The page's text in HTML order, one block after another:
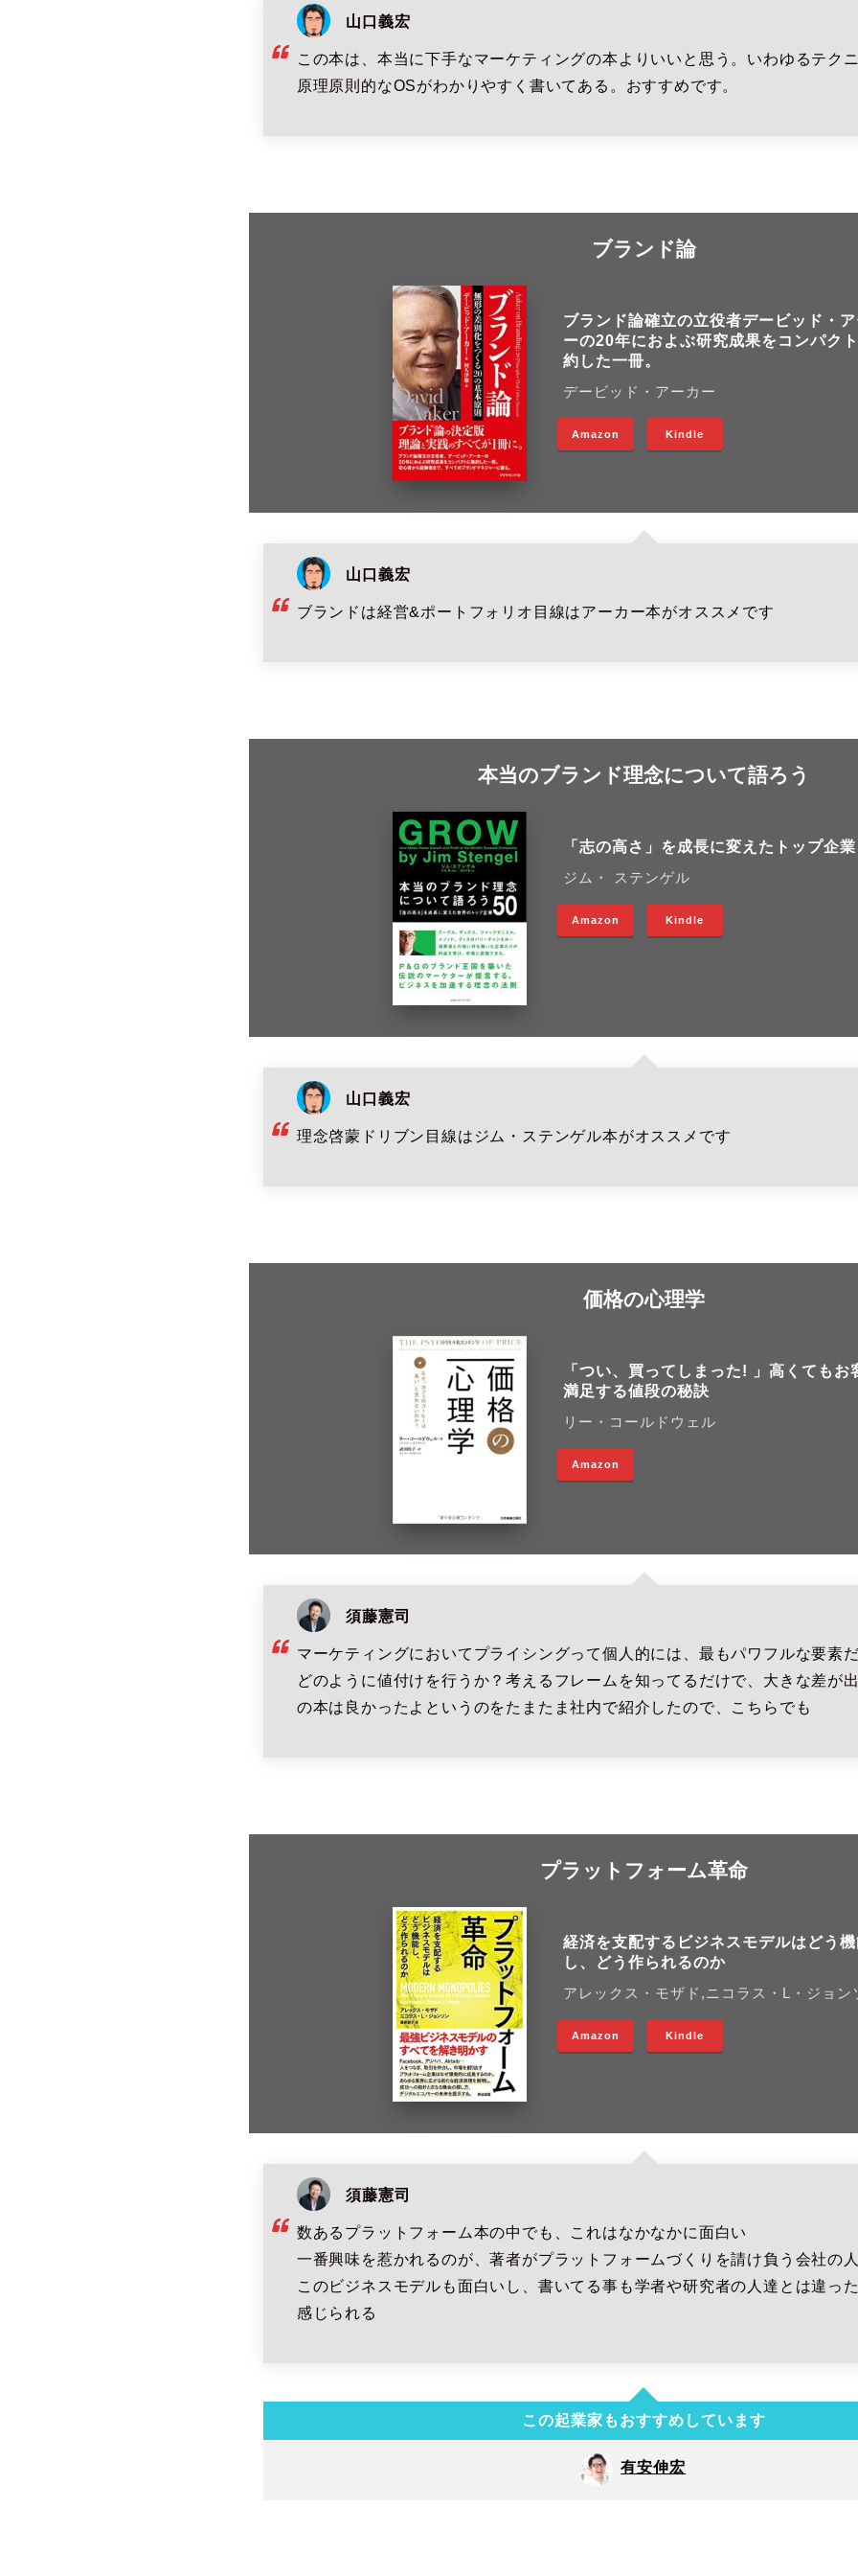
山口義宏
この本は、本当に下手なマーケティングの本よりいいと思う。いわゆるテク
原理原則的なOSがわかりやすく書いてある。おすすめです。
ブランド論
ブランド論確立の立役者デービッド・ア
ーの20年におよぶ研究成果をコンパク
約した一冊。
デービッド・アーカー
Amazon Kindle
山口義宏
ブランドは経営&ポートフォリオ目線はアーカー本がオススメです
本当のブランド理念について語ろう
「志の高さ」を成長に変えたトップ企業
ジム・ ステンゲル
Amazon Kindle
山口義宏
理念啓蒙ドリブン目線はジム・ステンゲル本がオススメです
価格の心理学
「つい、買ってしまった! 」高くてもお
満足する値段の秘訣
リー・コールドウェル
Amazon
須藤憲司
マーケティングにおいてプライシングって個人的には、最もパワフルな要素
どのように値付けを行うか？考えるフレームを知ってるだけで、大きな差が
の本は良かったよというのをたまたま社内で紹介したので、こちらでも
プラットフォーム革命
経済を支配するビジネスモデルはどう
し、どう作られるのか
アレックス・モザド,ニコラス・L・ジョン
Amazon Kindle
須藤憲司
数あるプラットフォーム本の中でも、これはなかなかに面白い
一番興味を惹かれるのが、著者がプラットフォームづくりを請け負う会社の
このビジネスモデルも面白いし、書いてる事も学者や研究者の人達とは違っ
感じられる
この起業家もおすすめしています
有安伸宏